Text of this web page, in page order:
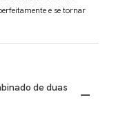
e se tornar
de duas